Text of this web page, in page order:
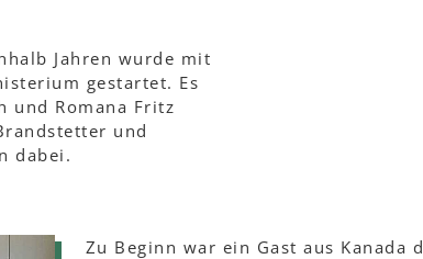
Jahren wurde mit
gestartet. Es
und Romana Fritz
und
dabei.
Zu Beginn war ein Gast aus Kanada